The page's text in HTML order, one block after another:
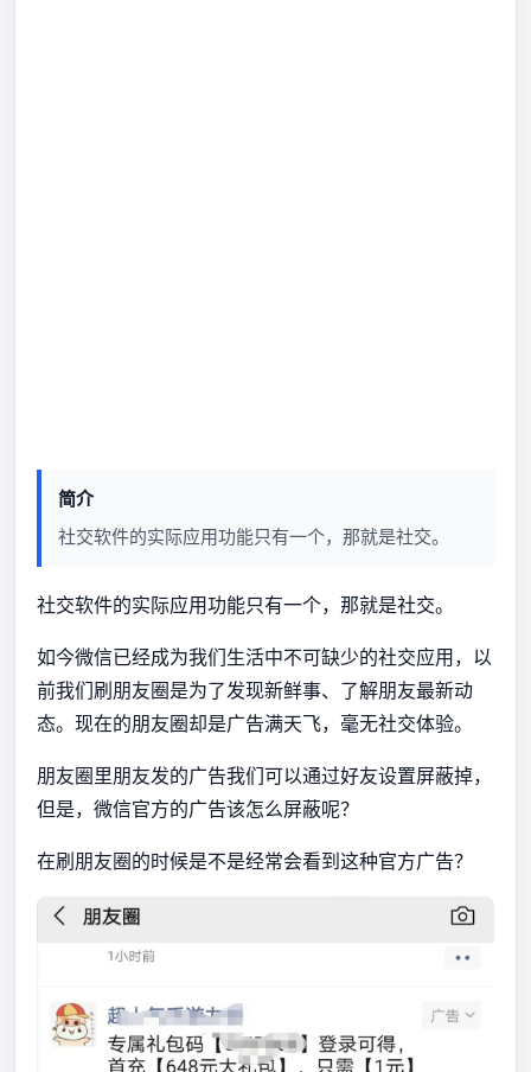
简介
社交软件的实际应用功能只有一个，那就是社交。
社交软件的实际应用功能只有一个，那就是社交。
如今微信已经成为我们生活中不可缺少的社交应用，以
前我们刷朋友圈是为了发现新鲜事、了解朋友最新动
态。现在的朋友圈却是广告满天飞，毫无社交体验。
朋友圈里朋友发的广告我们可以通过好友设置屏蔽掉，
但是，微信官方的广告该怎么屏蔽呢？
在刷朋友圈的时候是不是经常会看到这种官方广告？